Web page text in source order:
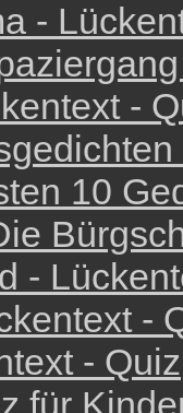
-
-
10
-
-
- Quiz
für